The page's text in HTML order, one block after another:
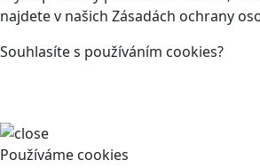
najdete v našich Zásadách ochrany
Souhlasíte s používáním cookies?
Používáme cookies